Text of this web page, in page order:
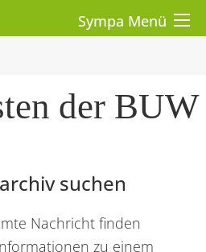
Sympa Menü
der BUW
suchen
Nachricht finden
zu einem